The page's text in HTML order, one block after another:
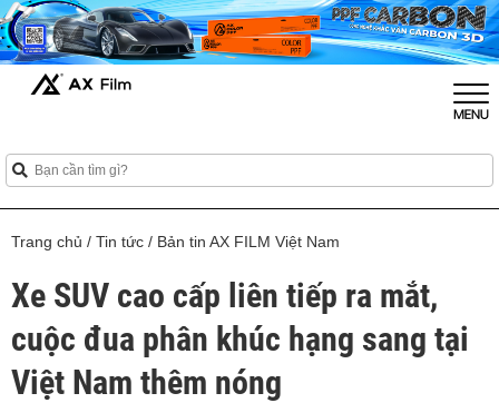
Trang chủ / Tin tức / Bản tin AX FILM Việt Nam
Xe SUV cao cấp liên tiếp ra mắt,
cuộc đua phân khúc hạng sang tại
Việt Nam thêm nóng